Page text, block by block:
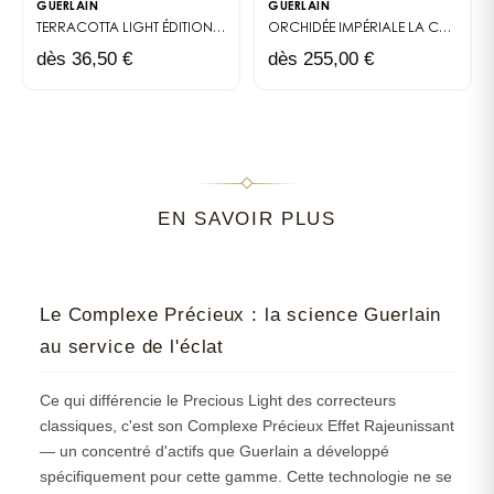
effet subtil et naturel.
fondre la texture dans la peau.
Precious Light Guerlain
quotidienne : avant ou après votre fond de teint,
Sa praticité en fait un compagnon indispensable dans
votre trousse beauté.
Le luxe et la lumière signés
Guerlain
Une innovation teintée d’excellence
GUERLAIN
TERRACOTTA LIGHT ÉDITION LIMITÉE DE LA POUDRE BRONZANTE TERRACOTTA, EN BOÎTIER RECHARGEABLE ORNÉ DE MOTIFS ZELLIGE INSPIRÉS DES DUNES MAROCAINES.
dès 36,50 €
GUERLAIN
ORCHIDÉE IMPÉRIALE LA CRÈME RICHE DE LONGÉVITÉ
dès 255,00 €
EN SAVOIR PLUS
Le Complexe Précieux : la science Guerlain
au service de l'éclat
Ce qui différencie le Precious Light des correcteurs
classiques, c'est son Complexe Précieux Effet Rajeunissant
— un concentré d'actifs que Guerlain a développé
spécifiquement pour cette gamme. Cette technologie ne se